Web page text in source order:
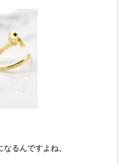
るんですよね。